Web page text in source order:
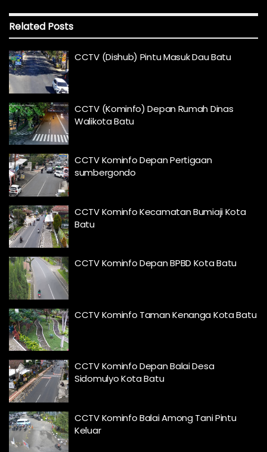
Related Posts
CCTV (Dishub) Pintu Masuk Dau Batu
CCTV (Kominfo) Depan Rumah Dinas
Walikota Batu
CCTV Kominfo Depan Pertigaan
sumbergondo
CCTV Kominfo Kecamatan Bumiaji Kota
Batu
CCTV Kominfo Depan BPBD Kota Batu
CCTV Kominfo Taman Kenanga Kota Batu
CCTV Kominfo Depan Balai Desa
Sidomulyo Kota Batu
CCTV Kominfo Balai Among Tani Pintu
Keluar